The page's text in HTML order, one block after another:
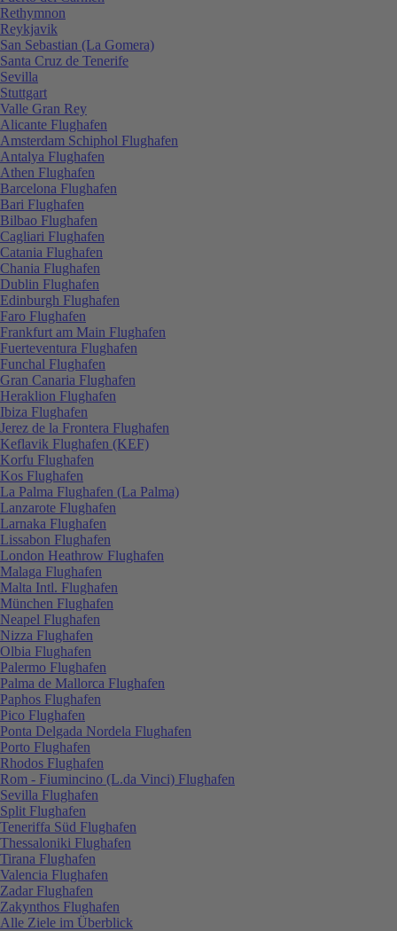
Rethymnon
Reykjavik
San Sebastian (La Gomera)
Santa Cruz de Tenerife
Sevilla
Stuttgart
Valle Gran Rey
Alicante Flughafen
Amsterdam Schiphol Flughafen
Antalya Flughafen
Athen Flughafen
Barcelona Flughafen
Bari Flughafen
Bilbao Flughafen
Cagliari Flughafen
Catania Flughafen
Chania Flughafen
Dublin Flughafen
Edinburgh Flughafen
Faro Flughafen
Frankfurt am Main Flughafen
Fuerteventura Flughafen
Funchal Flughafen
Gran Canaria Flughafen
Heraklion Flughafen
Ibiza Flughafen
Jerez de la Frontera Flughafen
Keflavik Flughafen (KEF)
Korfu Flughafen
Kos Flughafen
La Palma Flughafen (La Palma)
Lanzarote Flughafen
Larnaka Flughafen
Lissabon Flughafen
London Heathrow Flughafen
Malaga Flughafen
Malta Intl. Flughafen
München Flughafen
Neapel Flughafen
Nizza Flughafen
Olbia Flughafen
Palermo Flughafen
Palma de Mallorca Flughafen
Paphos Flughafen
Pico Flughafen
Ponta Delgada Nordela Flughafen
Porto Flughafen
Rhodos Flughafen
Rom - Fiumincino (L.da Vinci) Flughafen
Sevilla Flughafen
Split Flughafen
Teneriffa Süd Flughafen
Thessaloniki Flughafen
Tirana Flughafen
Valencia Flughafen
Zadar Flughafen
Zakynthos Flughafen
Alle Ziele im Überblick